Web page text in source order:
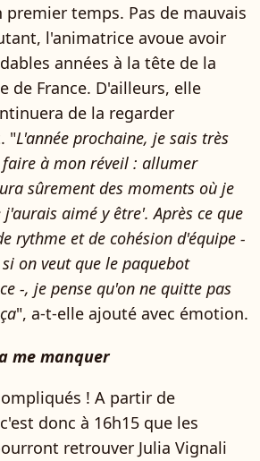
temps. Pas de mauvais
l'animatrice avoue avoir
années à la tête de la
de France. D'ailleurs, elle
de la regarder
"L'année prochaine, je sais très
faire à mon réveil : allumer
sûrement des moments où je
aimé y être'. Après ce que
rythme et de cohésion d'équipe -
on veut que le paquebot
-, je pense qu'on ne quitte pas
", a-t-elle ajouté avec émotion.
me manquer
! A partir de
donc à 16h15 que les
retrouver Julia Vignali